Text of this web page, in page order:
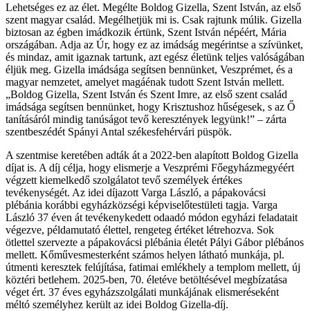
Lehetséges ez az élet. Megélte Boldog Gizella, Szent István, az első
szent magyar család. Megélhetjük mi is. Csak rajtunk múlik. Gizella
biztosan az égben imádkozik értünk, Szent István népéért, Mária
országában. Adja az Úr, hogy ez az imádság megérintse a szívünket,
és mindaz, amit igaznak tartunk, azt egész életünk teljes valóságában
éljük meg. Gizella imádsága segítsen bennünket, Veszprémet, és a
magyar nemzetet, amelyet magáénak tudott Szent István mellett.
„Boldog Gizella, Szent István és Szent Imre, az első szent család
imádsága segítsen bennünket, hogy Krisztushoz hűségesek, s az Ő
tanításáról mindig tanúságot tevő keresztények legyünk!” – zárta
szentbeszédét Spányi Antal székesfehérvári püspök.
A szentmise keretében adták át a 2022-ben alapított Boldog Gizella
díjat is. A díj célja, hogy elismerje a Veszprémi Főegyházmegyéért
végzett kiemelkedő szolgálatot tevő személyek értékes
tevékenységét. Az idei díjazott Varga László, a pápakovácsi
plébánia korábbi egyházközségi képviselőtestületi tagja. Varga
László 37 éven át tevékenykedett odaadó módon egyházi feladatait
végezve, példamutató élettel, rengeteg értéket létrehozva. Sok
ötlettel szervezte a pápakovácsi plébánia életét Pályi Gábor plébános
mellett. Kőművesmesterként számos helyen látható munkája, pl.
útmenti keresztek felújítása, fatimai emlékhely a templom mellett, új
köztéri betlehem. 2025-ben, 70. életéve betöltésével megbízatása
véget ért. 37 éves egyházszolgálati munkájának elismeréseként
méltó személyhez került az idei Boldog Gizella-díj.